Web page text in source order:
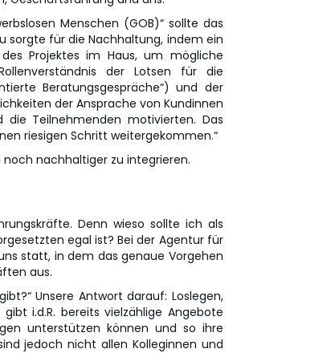
Menschen (GOB)“ sollte das
sorgte für die Nachhaltung, indem ein
Projektes im Haus, um mögliche
der Lotsen für die
Beratungsgespräche“) und der
der Ansprache von Kundinnen
Teilnehmenden motivierten. Das
riesigen Schritt weitergekommen.“
noch nachhaltiger zu integrieren.
Denn wieso sollte ich als
egal ist? Bei der Agentur für
statt, in dem das genaue Vorgehen
aus.
Unsere Antwort darauf: Loslegen,
i.d.R. bereits vielzählige Angebote
unterstützen können und so ihre
jedoch nicht allen Kolleginnen und